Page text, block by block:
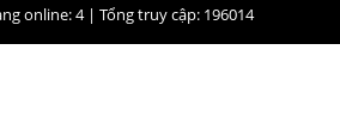
online: 4 | Tổng truy cập: 196014